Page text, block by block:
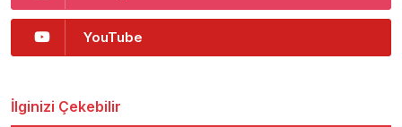
YouTube
İlginizi Çekebilir